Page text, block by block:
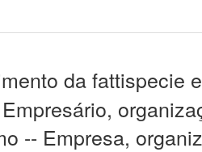
da fattispecie
-- Empresa,